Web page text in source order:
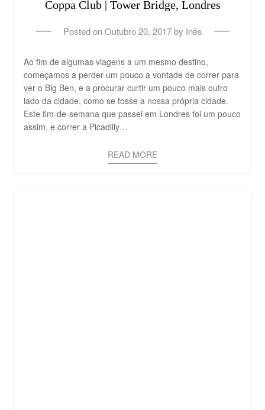
Coppa Club | Tower Bridge, Londres
Posted onOutubro 20, 2017by Inês
Ao fim de algumas viagens a um mesmo destino,
começamos a perder um pouco a vontade de correr para
ver o Big Ben, e a procurar curtir um pouco mais outro
lado da cidade, como se fosse a nossa própria cidade.
Este fim-de-semana que passei em Londres foi um pouco
assim, e correr a Picadilly…
READ MORE